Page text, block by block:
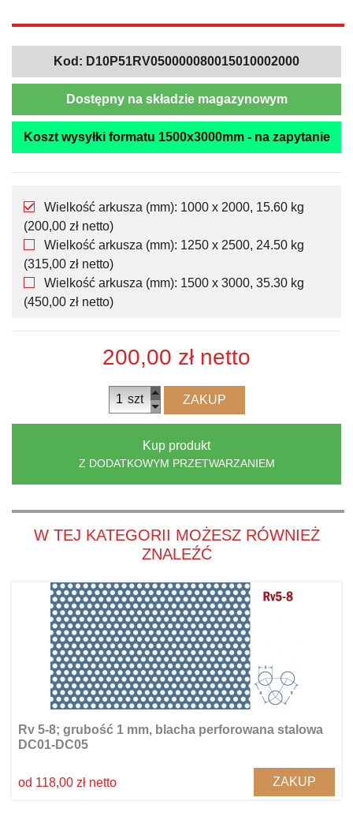
Kod: D10P51RV050000080015010002000
Dostępny na składzie magazynowym
Koszt wysyłki formatu 1500x3000mm - na zapytanie
Wielkość arkusza (mm): 1000 x 2000, 15.60 kg
(200,00 zł netto)
Wielkość arkusza (mm): 1250 x 2500, 24.50 kg
(315,00 zł netto)
Wielkość arkusza (mm): 1500 x 3000, 35.30 kg
(450,00 zł netto)
200,00 zł netto
szt ZAKUP
Kup produkt
Z DODATKOWYM PRZETWARZANIEM
W TEJ KATEGORII MOŻESZ RÓWNIEŻ
ZNALEŹĆ
Rv 5-8; grubość 1 mm, blacha perforowana stalowa
DC01-DC05
od 118,00 zł netto ZAKUP